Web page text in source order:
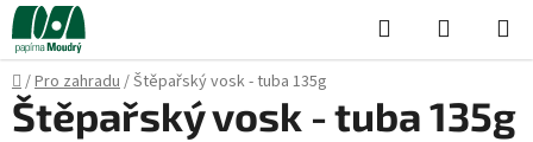
Přejít
na
obsah
Hledat
KOŠÍK
Domů
/Pro zahradu/Štěpařský vosk - tuba 135g
Štěpařský vosk - tuba 135g